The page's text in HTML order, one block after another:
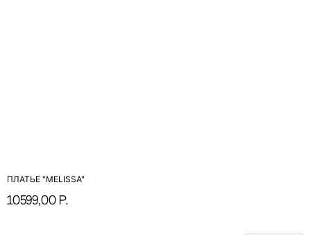
ПЛАТЬЕ "MELISSA"
10599,00 р.